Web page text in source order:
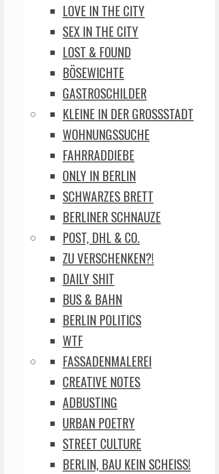
LOVE IN THE CITY
SEX IN THE CITY
LOST & FOUND
BÖSEWICHTE
GASTROSCHILDER
KLEINE IN DER GROSSSTADT
WOHNUNGSSUCHE
FAHRRADDIEBE
ONLY IN BERLIN
SCHWARZES BRETT
BERLINER SCHNAUZE
POST, DHL & CO.
ZU VERSCHENKEN?!
DAILY SHIT
BUS & BAHN
BERLIN POLITICS
WTF
FASSADENMALEREI
CREATIVE NOTES
ADBUSTING
URBAN POETRY
STREET CULTURE
BERLIN, BAU KEIN SCHEISS!